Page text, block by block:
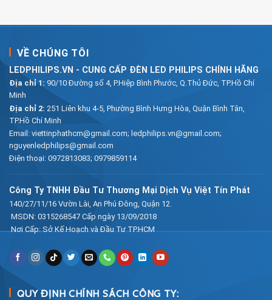
VỀ CHÚNG TÔI
LEDPHILIPS.VN - CUNG CẤP ĐÈN LED PHILIPS CHÍNH HÃNG
Địa chỉ 1: 90/10 Đường số 4, P.Hiệp Bình Phước, Q.Thủ Đức, TP.Hồ Chí
Minh
Địa chỉ 2: 251 Liên khu 4-5, Phường Bình Hưng Hòa, Quận Bình Tân,
TP.Hồ Chí Minh
Email: viettinphathcm@gmail.com; ledphilips.vn@gmail.com;
nguyenledphilips@gmail.com
Điện thoại: 0972813083; 0979859114
Công Ty TNHH Đầu Tư Thương Mại Dịch Vụ Việt Tín Phát
140/27/11/16 Vườn Lài, An Phú Đông, Quận 12.
MSDN: 0315268547 Cấp ngày 13/09/2018
Nơi Cấp: Sở Kế Hoạch và Đầu Tư TP.HCM
QUY ĐỊNH CHÍNH SÁCH CÔNG TY: